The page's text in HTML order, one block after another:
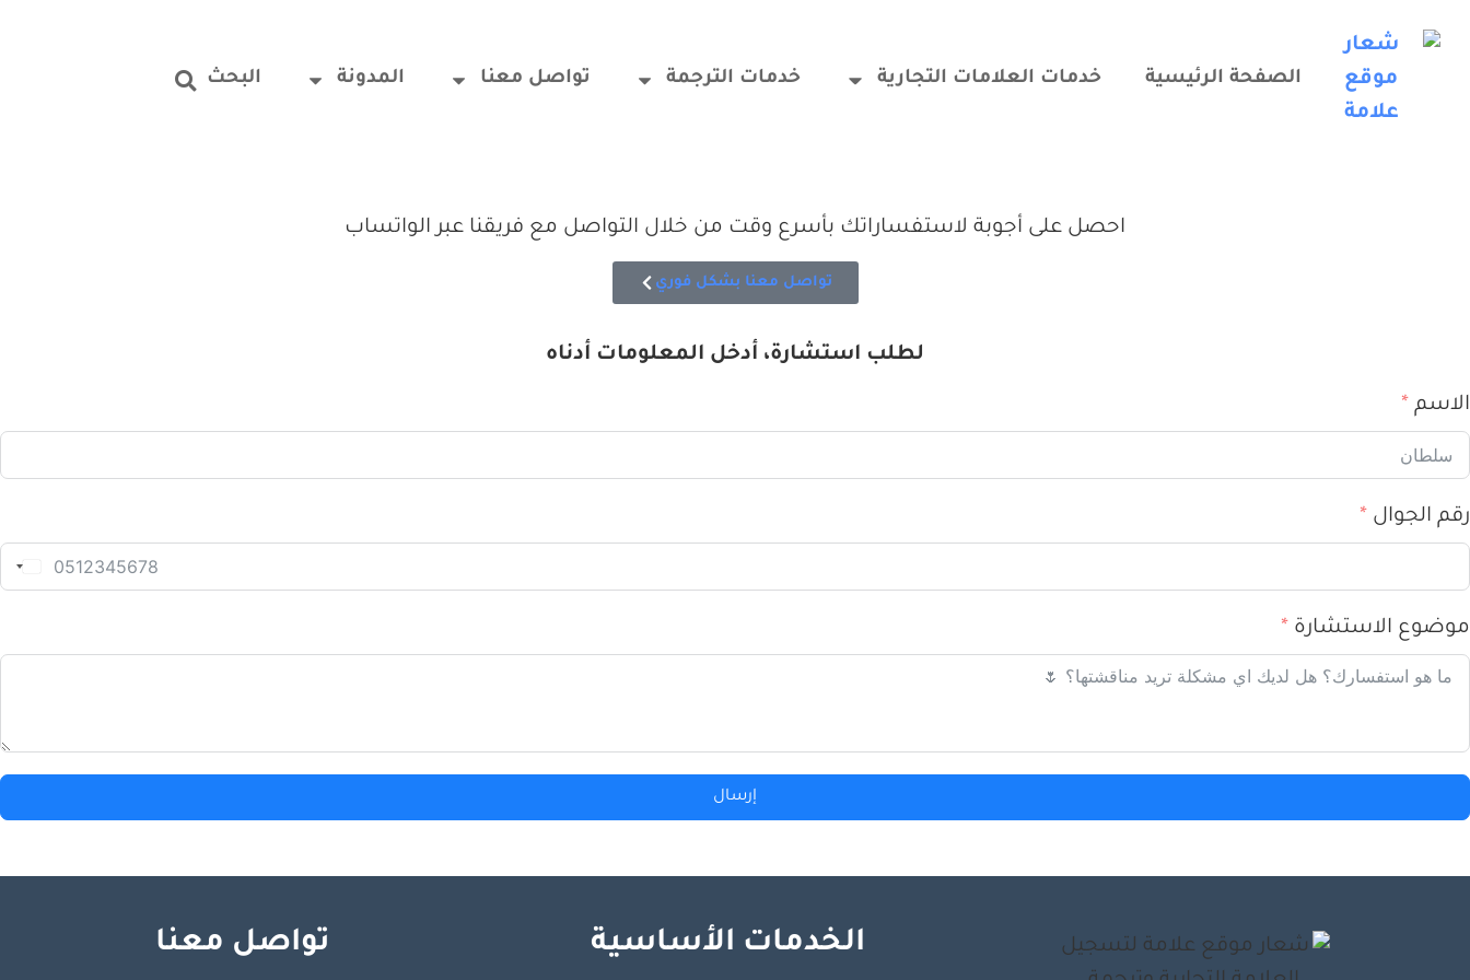
الصفحة الرئيسية خدمات العلامات التجارية خدمات الترجمة تواصل معنا المدونة البحث
احصل على أجوبة لاستفساراتك بأسرع وقت من خلال التواصل مع فريقنا عبر الواتساب
تواصل معنا بشكل فوري
لطلب استشارة، أدخل المعلومات أدناه
الاسم
رقم الجوال
موضوع الاستشارة
إرسال
تواصل معنا الخدمات الأساسية